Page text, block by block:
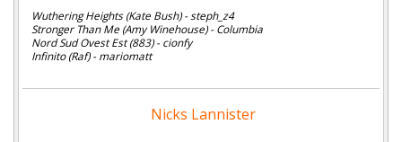
Wuthering Heights (Kate Bush) - steph_z4
Stronger Than Me (Amy Winehouse) - Columbia
Nord Sud Ovest Est (883) - cionfy
Infinito (Raf) - mariomatt
Nicks Lannister